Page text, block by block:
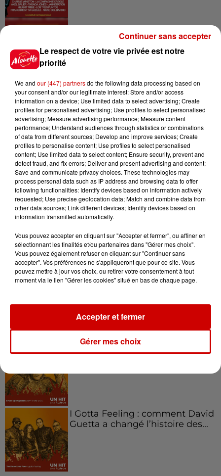
Le Duel - Gagnez vos entrées
pour l'un des zoos de nos
Destination Vacances - Gagnez
votre séjour en famille au cœur
de la...
Podcasts Voir plus
Kelly Massol, figure
l'entrepreneuriat féminin
Aménager un school bus au
Boston,...
Born in the U.S.A - Bruce
I Gotta Feeling : comment David
Guetta a changé l’histoire des...
Le respect de votre vie privée est notre
priorité
We and our (447) partnersdo the following data processing based on
your consent and/or our legitimate interest: Store and/or access
information on a device; Use limited data to select advertising; Create
profiles for personalised advertising; Use profiles to select personalised
advertising; Measure advertising performance; Measure content
performance; Understand audiences through statistics or combinations
of data from different sources; Develop and improve services; Create
profiles to personalise content; Use profiles to select personalised
content; Use limited data to select content; Ensure security, prevent and
detect fraud, and fix errors; Deliver and present advertising and content;
Save and communicate privacy choices. These technologies may
process personal data such as IP address and browsing data to offer
following functionalities: Identify devices based on information actively
requested; Use precise geolocation data; Match and combine data from
other data sources; Link different devices; Identify devices based on
information transmitted automatically.
Vous pouvez accepter en cliquant sur "Accepter et fermer", ou affiner en
sélectionnant les finalités et/ou partenaires dans "Gérer mes choix".
Vous pouvez également refuser en cliquant sur "Continuer sans
accepter". Vos préférences ne s'appliqueront que pour ce site. Vous
pouvez mettre à jour vos choix, ou retirer votre consentement à tout
moment via le lien "Gérer les cookies" situé en bas de chaque page.
Gérer mes choix
Accepter et fermer
Continuer sans accepter